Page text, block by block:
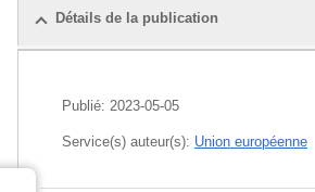
Détails de la publication
Pack
Publié: 2023-05-05
Service(s) auteur(s): Union européenne